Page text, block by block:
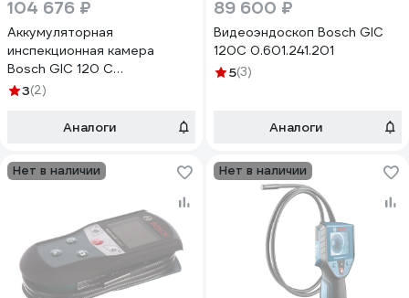
104 676 ₽
Аккумуляторная
инспекционная камера
Bosch GIC 120 C
0.601.241.200
3(2)
Аналоги
89 600 ₽
Видеоэндоскоп Bosch GIC
120C 0.601.241.201
5(3)
Аналоги
Нет в наличии Нет в наличии